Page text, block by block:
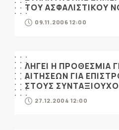
ΤΟΥ ΑΣΦΑΛΙΣΤΙΚΟΥ
09.11.2006 12:00
ΛΗΓΕΙ Η ΠΡΟΘΕΣΜΙΑ
ΑΙΤΗΣΕΩΝ ΓΙΑ
ΣΤΟΥΣ
27.12.2004 12:00